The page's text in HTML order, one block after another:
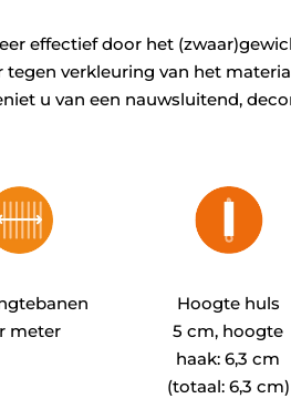
effectief door het
verkleuring van het
u van een nauwsluitend,
meter
Hoogte huls
5 cm, hoogte
haak: 6,3 cm
(totaal: 6,3 cm)